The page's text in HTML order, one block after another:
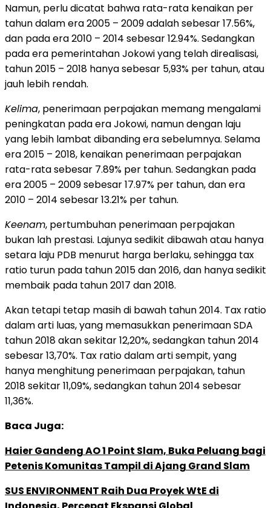
Namun, perlu dicatat bahwa rata-rata kenaikan per
tahun dalam era 2005 – 2009 adalah sebesar 17.56%,
dan pada era 2010 – 2014 sebesar 12.94%. Sedangkan
pada era pemerintahan Jokowi yang telah direalisasi,
tahun 2015 – 2018 hanya sebesar 5,93% per tahun, atau
jauh lebih rendah.
Kelima, penerimaan perpajakan memang mengalami
peningkatan pada era Jokowi, namun dengan laju
yang lebih lambat dibanding era sebelumnya. Selama
era 2015 – 2018, kenaikan penerimaan perpajakan
rata-rata sebesar 7.89% per tahun. Sedangkan pada
era 2005 – 2009 sebesar 17.97% per tahun, dan era
2010 – 2014 sebesar 13.21% per tahun.
Keenam, pertumbuhan penerimaan perpajakan
bukan lah prestasi. Lajunya sedikit dibawah atau hanya
setara laju PDB menurut harga berlaku, sehingga tax
ratio turun pada tahun 2015 dan 2016, dan hanya sedikit
membaik pada tahun 2017 dan 2018.
Akan tetapi tetap masih di bawah tahun 2014. Tax ratio
dalam arti luas, yang memasukkan penerimaan SDA
tahun 2018 akan sekitar 12,20%, sedangkan tahun 2014
sebesar 13,70%. Tax ratio dalam arti sempit, yang
hanya menghitung penerimaan perpajakan, tahun
2018 sekitar 11,09%, sedangkan tahun 2014 sebesar
11,36%.
Baca Juga:
Haier Gandeng AO 1 Point Slam, Buka Peluang bagi
Petenis Komunitas Tampil di Ajang Grand Slam
SUS ENVIRONMENT Raih Dua Proyek WtE di